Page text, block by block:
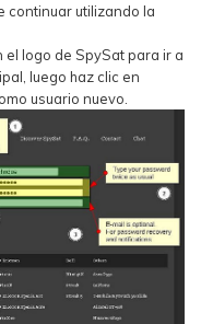
continuar utilizando la
el logo de SpySat para ir a
luego haz clic en
usuario nuevo.